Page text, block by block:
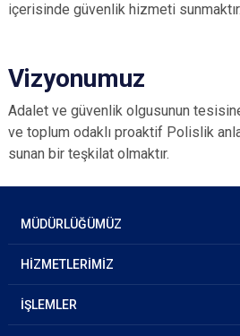
içerisinde güvenlik hizmeti sunmaktır.
Vizyonumuz
Adalet ve güvenlik olgusunun
ve toplum odaklı proaktif Polislik
sunan bir teşkilat olmaktır.
MÜDÜRLÜĞÜMÜZ
HİZMETLERİMİZ
İŞLEMLER